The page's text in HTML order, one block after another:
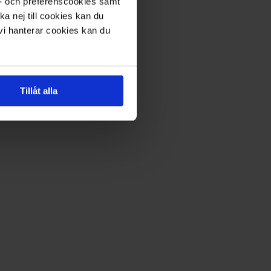
nej till cookies kan du
hanterar cookies kan du
Tillåt alla